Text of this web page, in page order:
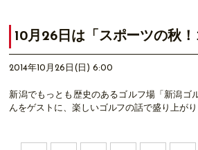
10月26日は「スポーツの秋！
2014年10月26日(日) 6:00
新潟でもっとも歴史のあるゴルフ場「新潟ゴ
んをゲストに、楽しいゴルフの話で盛り上がり